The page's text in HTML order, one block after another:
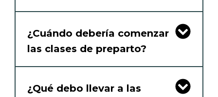
¿Cuándo debería comenzar
las clases de preparto?
¿Qué debo llevar a las